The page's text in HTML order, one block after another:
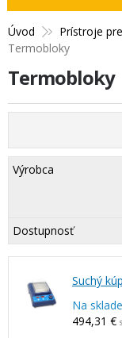
Úvod Prístroje
Termobloky
Termobloky
Výrobca
Dostupnosť
Suchý
Na
494,31 €